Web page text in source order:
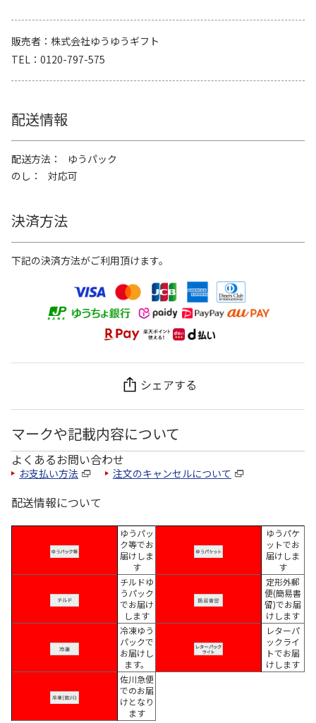
販売者
株式会社ゆうゆうギフト
TEL
0120-797-575
配送情報
配送方法
ゆうパック
のし
対応可
決済方法
下記の決済方法がご利用頂けます。
シェアする
マークや記載内容について
よくあるお問い合わせ
お支払い方法 注文のキャンセルについて
配送情報について
ゆうパッ
ク等でお
届けしま
す
ゆうパケ
ットでお
届けしま
す
チルドゆ
うパック
でお届け
します
定形外郵
便(簡易書
留)でお届
けします
冷凍ゆう
パックで
お届けし
ます。
レターパ
ックライ
トでお届
けします
佐川急便
でのお届
けとなり
ます